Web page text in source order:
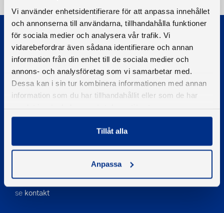
Vi använder enhetsidentifierare för att anpassa innehållet
och annonserna till användarna, tillhandahålla funktioner
för sociala medier och analysera vår trafik. Vi
vidarebefordrar även sådana identifierare och annan
information från din enhet till de sociala medier och
annons- och analysföretag som vi samarbetar med.
Dessa kan i sin tur kombinera informationen med annan
information som du har tillhandahållit eller som de har
Tillåt alla
Anpassa
© 2026 - Svenska Båtunionen
Information om cookies
PIGMENT WEBBYRÅ
Kontakta oss
E-post
se kontakt